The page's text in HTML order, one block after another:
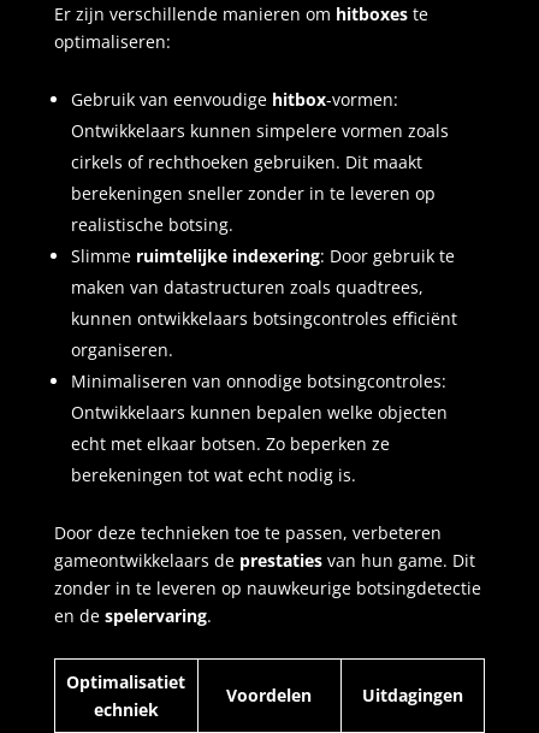
Er zijn verschillende manieren om hitboxeste
optimaliseren:
Gebruik van eenvoudige hitbox-vormen:
Ontwikkelaars kunnen simpelere vormen zoals
cirkels of rechthoeken gebruiken. Dit maakt
berekeningen sneller zonder in te leveren op
realistische botsing.
Slimme ruimtelijke indexering: Door gebruik te
maken van datastructuren zoals quadtrees,
kunnen ontwikkelaars botsingcontroles efficiënt
organiseren.
Minimaliseren van onnodige botsingcontroles:
Ontwikkelaars kunnen bepalen welke objecten
echt met elkaar botsen. Zo beperken ze
berekeningen tot wat echt nodig is.
Door deze technieken toe te passen, verbeteren
gameontwikkelaars de prestatiesvan hun game. Dit
zonder in te leveren op nauwkeurige botsingdetectie
en de spelervaring.
Optimalisatiet
echniek
Voordelen Uitdagingen